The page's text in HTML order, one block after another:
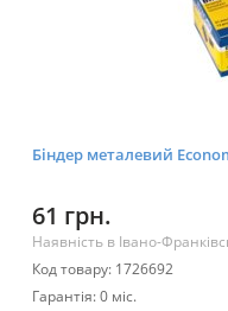
Біндер металевий
61 грн.
Наявність в Івано-
Код товару: 1726692
Гарантія: 0 міс.